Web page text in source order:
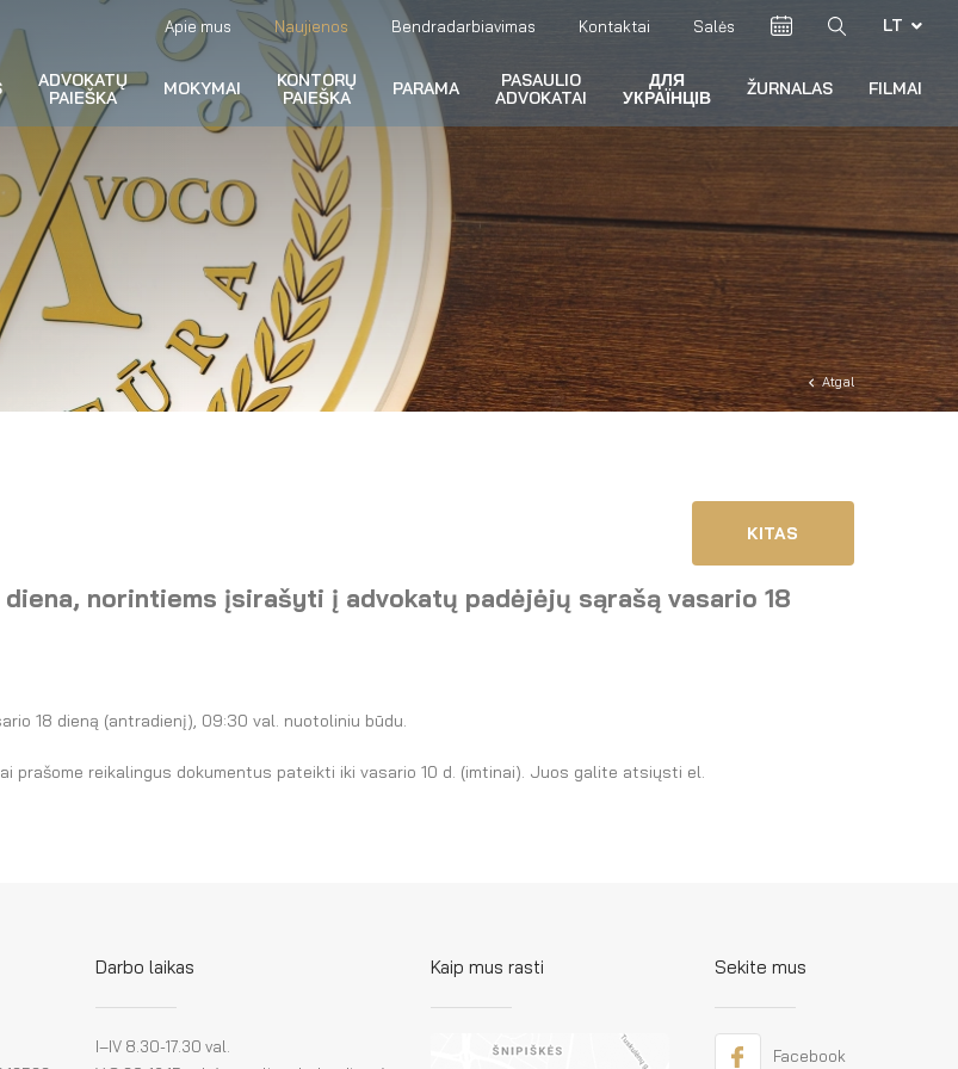
Apie mus Naujienos Bendradarbiavimas Kontaktai Salės LT
ADVOKATŲ
PAIEŠKA
MOKYMAI
KONTORŲ
PAIEŠKA
PARAMA
PASAULIO
ADVOKATAI
ДЛЯ
УКРАЇНЦІВ
ŽURNALAS FILMAI
Atgal
KITAS
norintiems įsirašyti į advokatų padėjėjų sąrašą vasario 18
18 dieną (antradienį), 09:30 val. nuotoliniu būdu.
prašome reikalingus dokumentus pateikti iki vasario 10 d. (imtinai). Juos galite atsiųsti el.
Darbo laikas
I–IV 8.30-17.30 val.
Kaip mus rasti Sekite mus
Facebook